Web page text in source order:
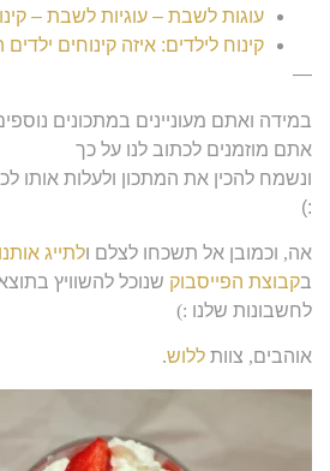
עוגות לשבת – עוגיות לשבת –
קינוח לילדים: איזה קינוחים
—
במידה ואתם מעוניינים במתכונים
אתם מוזמנים לכתוב לנו על כך
ונשמח להכין את המתכון ולעלות אותו
:)
אה, וכמובן אל תשכחו לצלם ולתייג
בקבוצת הפייסבוק שנוכל להשוויץ
לחשבונות שלנו :)
אוהבים, צוות ללוש.